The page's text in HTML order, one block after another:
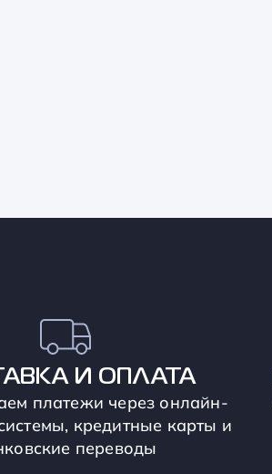
И ОПЛАТА
платежи через онлайн-
кредитные карты и
переводы